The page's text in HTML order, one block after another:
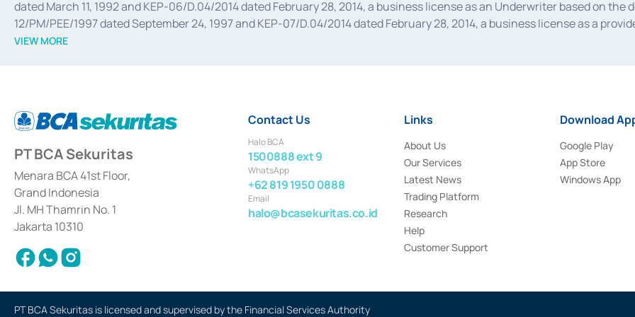
dated March 11, 1992 and KEP-06/D.04/2014 dated February 28, 2014, a business license as an Underwriter based on
12/PM/PEE/1997 dated September 24, 1997 and KEP-07/D.04/2014 dated February 28, 2014, a business license as a
divestments, and joint ventures based on the decree of the Financial Services Authority Number S-67/PM.21/2014 dated
Settlement of Commercial Paper Transactions whose license was issued in 2018.
VIEW MORE
PT BCA Sekuritas
Menara BCA 41st Floor,
Grand Indonesia
Jl. MH Thamrin No. 1
Jakarta 10310
Contact Us
Halo BCA
1500888 ext 9
WhatsApp
+62 819 1950 0888
Email
halo@bcasekuritas.co.id
Links
About Us
Our Services
Latest News
Trading Platform
Research
Help
Customer Support
Download
Google Play
App Store
Windows App
PT BCA Sekuritas is licensed and supervised by the Financial Services Authority